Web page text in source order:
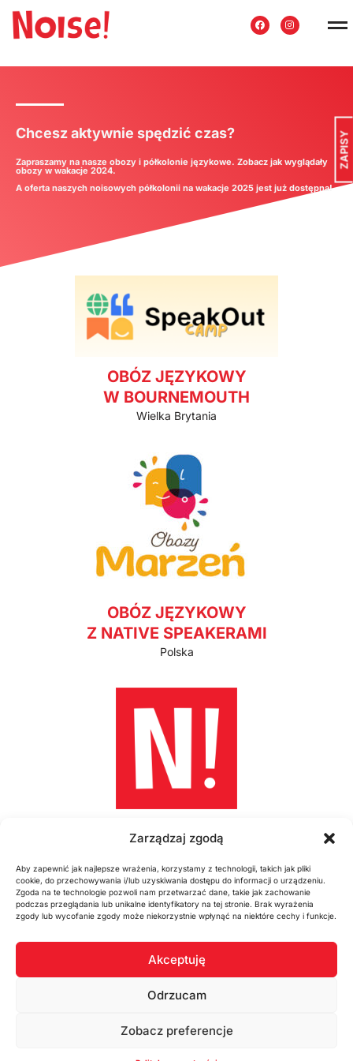
Zarządzaj zgodą
Aby zapewnić jak najlepsze wrażenia, korzystamy z technologii, takich jak pliki
cookie, do przechowywania i/lub uzyskiwania dostępu do informacji o urządzeniu.
Zgoda na te technologie pozwoli nam przetwarzać dane, takie jak zachowanie
podczas przeglądania lub unikalne identyfikatory na tej stronie. Brak wyrażenia
zgody lub wycofanie zgody może niekorzystnie wpłynąć na niektóre cechy i funkcje.
Akceptuję
Odrzucam
Zobacz preferencje
ZAPISY
Chcesz aktywnie spędzić czas?
Zapraszamy na nasze obozy i półkolonie językowe. Zobacz jak wyglądały
obozy w wakacje 2024.
A oferta naszych noisowych półkolonii na wakacje 2025 jest już dostępna!
OBÓZ JĘZYKOWY
W BOURNEMOUTH
Wielka Brytania
OBÓZ JĘZYKOWY
Z NATIVE SPEAKERAMI
Polska
PÓŁKOLONIE
Z ANGIELSKIM
Noise!
Szkoła języka angielskiego
NIP 5811833707 REGON 364570178